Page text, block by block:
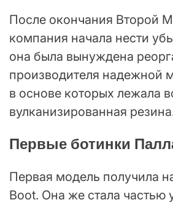
После окончания Второй
компания начала нести
она была вынуждена
производителя надежной
в основе которых лежала
вулканизированная
Первые ботинки
Первая модель получила
Boot. Она же стала частью